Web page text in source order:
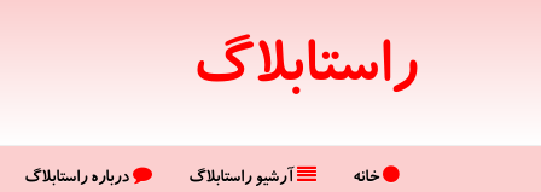
راستابلاگ
خانه آرشیو راستابلاگ درباره راستابلاگ